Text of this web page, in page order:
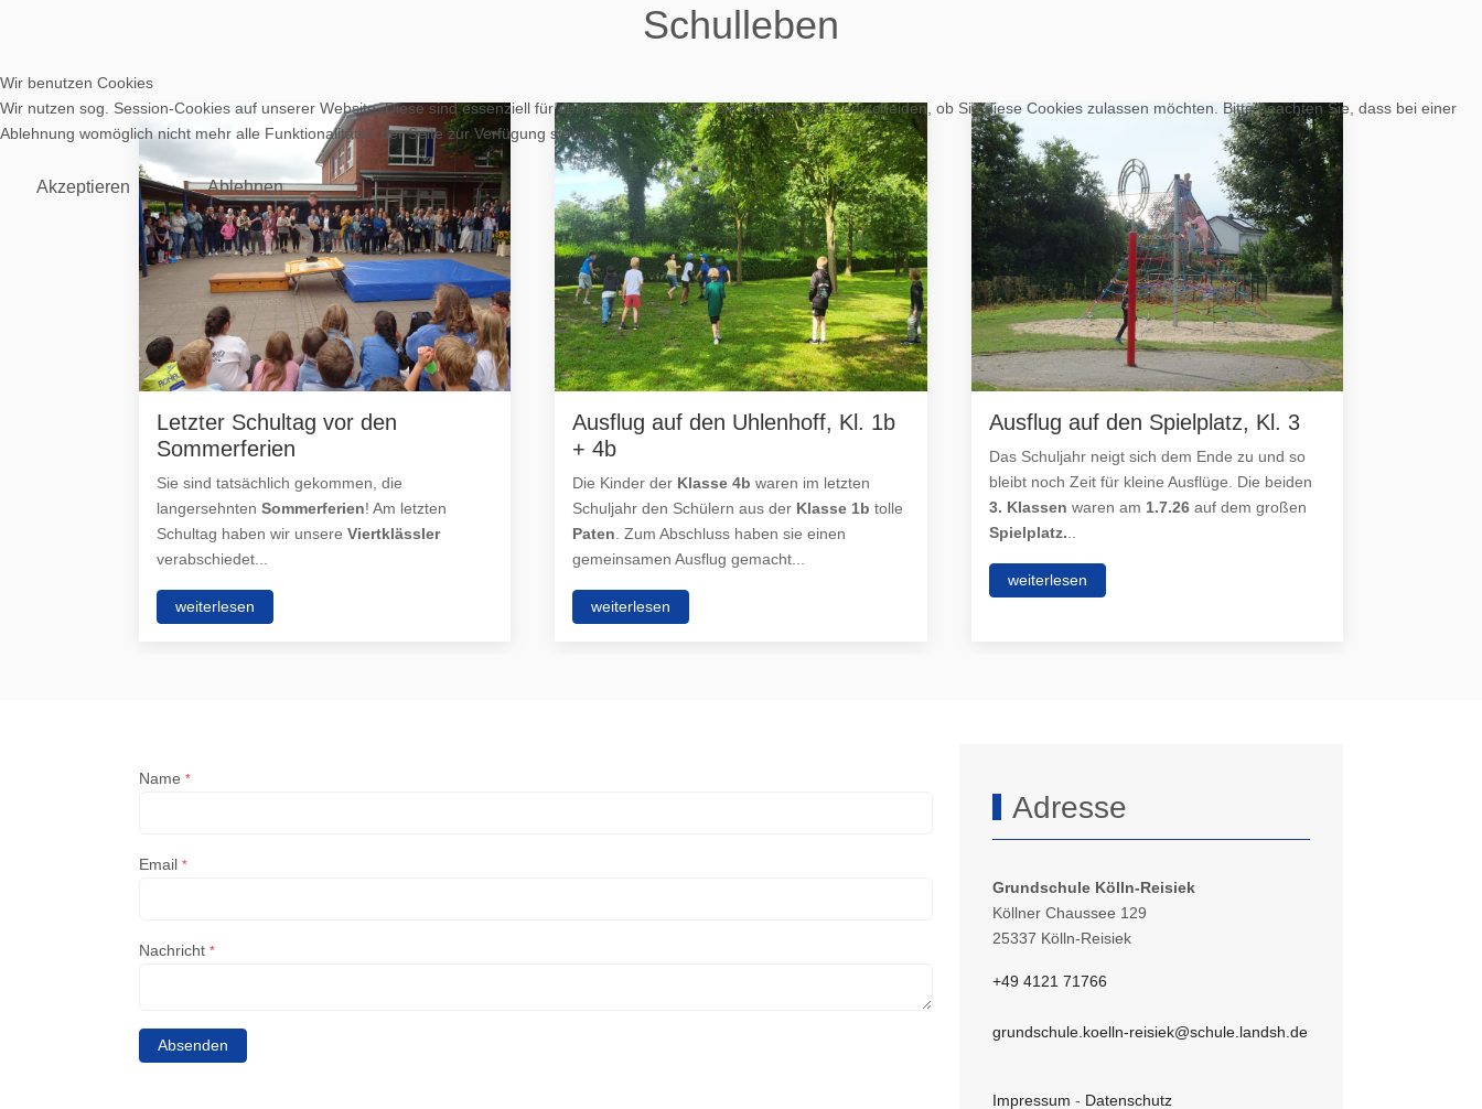
Schulleben
Letzter Schultag vor den
Sommerferien
Sie sind tatsächlich gekommen, die
langersehnten Sommerferien! Am letzten
Schultag haben wir unsere Viertklässler
verabschiedet...
weiterlesen
Ausflug auf den Uhlenhoff, Kl. 1b
+ 4b
Die Kinder der Klasse 4bwaren im letzten
Schuljahr den Schülern aus der Klasse 1btolle
Paten. Zum Abschluss haben sie einen
gemeinsamen Ausflug gemacht...
weiterlesen
Ausflug auf den Spielplatz, Kl. 3
Das Schuljahr neigt sich dem Ende zu und so
bleibt noch Zeit für kleine Ausflüge. Die beiden
3. Klassen waren am 1.7.26auf dem großen
Spielplatz...
weiterlesen
Name *
Email *
Nachricht *
Absenden
Adresse
Grundschule Kölln-Reisiek
Köllner Chaussee 129
25337 Kölln-Reisiek
+49 4121 71766
grundschule.koelln-reisiek@schule.landsh.de
Impressum - Datenschutz
Wir benutzen Cookies
Wir nutzen sog. Session-Cookies auf unserer Website. Diese sind essenziell für den Betrieb der Seite. Sie können selbst entscheiden, ob Sie diese Cookies zulassen möchten. Bitte beachten Sie, dass bei einer
Ablehnung womöglich nicht mehr alle Funktionalitäten der Seite zur Verfügung stehen.
Akzeptieren Ablehnen